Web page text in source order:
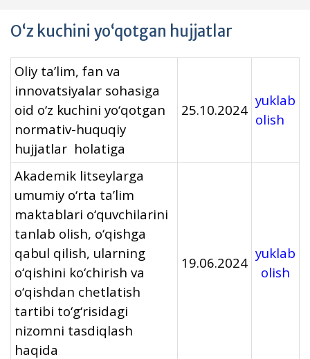
O‘z kuchini yo‘qotgan hujjatlar
Oliy ta’lim, fan va
innovatsiyalar sohasiga
oid o‘z kuchini yo‘qotgan
normativ-huquqiy
hujjatlar holatiga
25.10.2024
yuklab
olish
Akademik litseylarga
umumiy o‘rta ta’lim
maktablari o‘quvchilarini
tanlab olish, o‘qishga
qabul qilish, ularning
o‘qishini ko‘chirish va
o‘qishdan chetlatish
tartibi to‘g‘risidagi
nizomni tasdiqlash
haqida
19.06.2024
yuklab
olish